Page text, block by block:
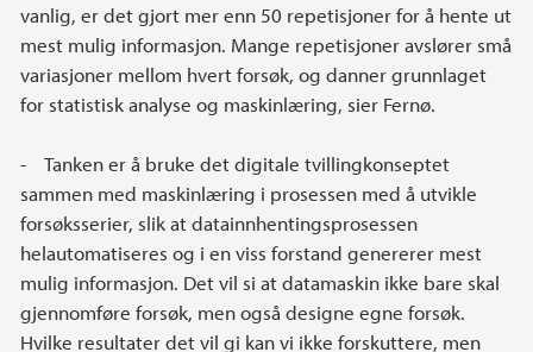
vanlig, er det gjort mer enn 50 repetisjoner for å hente ut
mest mulig informasjon. Mange repetisjoner avslører små
variasjoner mellom hvert forsøk, og danner grunnlaget
for statistisk analyse og maskinlæring, sier Fernø.
- Tanken er å bruke det digitale tvillingkonseptet
sammen med maskinlæring i prosessen med å utvikle
forsøksserier, slik at datainnhentingsprosessen
helautomatiseres og i en viss forstand genererer mest
mulig informasjon. Det vil si at datamaskin ikke bare skal
gjennomføre forsøk, men også designe egne forsøk.
Hvilke resultater det vil gi kan vi ikke forskuttere, men